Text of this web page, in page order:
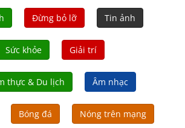
Đừng bỏ lỡ Tin ảnh
Sức khỏe Giải trí
thực & Du lịch Âm nhạc
Bóng đá Nóng trên mạng